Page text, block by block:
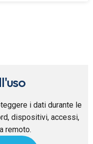
i dati durante le
dispositivi, accessi,
remoto.